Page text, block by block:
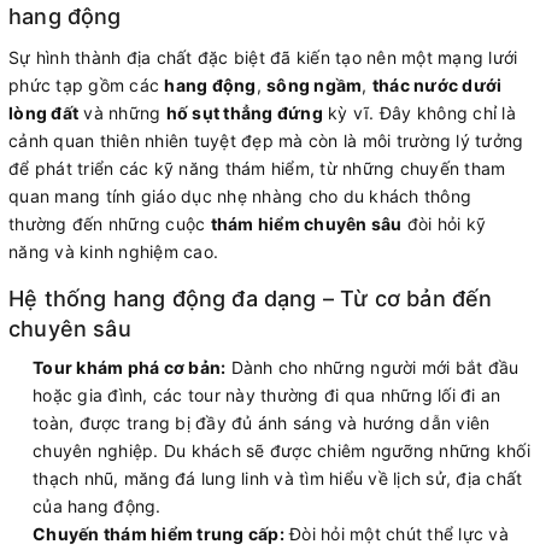
hang động
Sự hình thành địa chất đặc biệt đã kiến tạo nên một mạng lưới
phức tạp gồm cáchang động, sông ngầm, thác nước dưới
lòng đất và những hố sụt thẳng đứng kỳ vĩ. Đây không chỉ là
cảnh quan thiên nhiên tuyệt đẹp mà còn là môi trường lý tưởng
để phát triển các kỹ năng thám hiểm, từ những chuyến tham
quan mang tính giáo dục nhẹ nhàng cho du khách thông
thường đến những cuộc thám hiểm chuyên sâu đòi hỏi kỹ
năng và kinh nghiệm cao.
Hệ thống hang động đa dạng – Từ cơ bản đến
chuyên sâu
Tour khám phá cơ bản: Dành cho những người mới bắt đầu
hoặc gia đình, các tour này thường đi qua những lối đi an
toàn, được trang bị đầy đủ ánh sáng và hướng dẫn viên
chuyên nghiệp. Du khách sẽ được chiêm ngưỡng những khối
thạch nhũ, măng đá lung linh và tìm hiểu về lịch sử, địa chất
của hang động.
Chuyến thám hiểm trung cấp:Đòi hỏi một chút thể lực và